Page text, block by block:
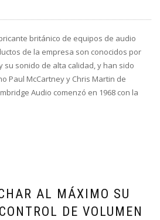
británico de equipos de audio
de la empresa son conocidos por
sonido de alta calidad, y han sido
Paul McCartney y Chris Martin de
Audio comenzó en 1968 con la
AL MÁXIMO SU
DE VOLUMEN